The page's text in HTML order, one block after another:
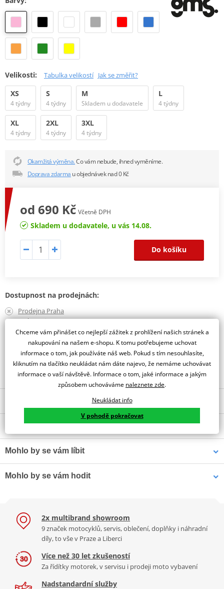
Velikosti: Tabulka velikostí Jak se změřit?
XS
4 týdny
S
4 týdny
M
Skladem u dodavatele
L
4 týdny
XL
4 týdny
2XL
4 týdny
3XL
4 týdny
Okamžitá výměna.Co vám nebude, ihned vyměníme.
Doprava zdarma u objednávek nad 0 Kč
od 690 Kč Včetně DPH
Skladem u dodavatele, u vás 14.08.
Do košíku
Dostupnost na prodejnách:
Prodejna Praha
zvolte variantu
Prodejna Liberec
zvolte variantu
Obraťte se na specialistu
Jsme autorizovaný
dealer značky gms
Maximálně prodyšné a flexibilní rukavice pro městské i rekreační
ježdění, které na ruce téměř neucítíte.
🌬️ Svoboda pohybu a prodyšnost
Model GMS Jet-Cityje vyroben ze speciálního4-směrného
strečového materiálu. Rukavice se tak dokonale přizpůsobí
pohybu vašich prstů, neomezují při ovládání motorky a díky
absenci podšívky nabízejí skvělou prodyšnost i v horkých
O výrobci
Tradiční německá rodinná firma, kterou možná znáte pod značkou
firmě stále pracuje jako product manager a stará se o rozvoj a
produktové řady.Více informací o značce
Zobrazit všechny produkty značky gms
Mohlo by se vám líbit
Otevřená helma GMS
Mohlo by se vám hodit
Impregnace GS27 Advanced Waterproofer Textile & Leather
500ml
2x multibrand showroom
9 značek motocyklů, servis, oblečení, doplňky i náhradní
díly, to vše v Praze a Liberci
Více než 30 let zkušeností
Za řídítky motorek, v servisu i prodeji moto vybavení
Nadstandardní služby
Chceme vám přinášet co nejlepší zážitek z prohlížení našich stránek a
nakupování na našem e-shopu. K tomu potřebujeme uchovat
informace o tom, jak používáte náš web. Pokud s tím nesouhlasíte,
kliknutím na tlačítko neukládat nám dáte najevo, že nemáme uchovávat
informace o vaší návštěvě. Informace o tom, jaké informace a jakým
způsobem uchováváme naleznete zde.
Neukládat info
V pohodě pokračovat